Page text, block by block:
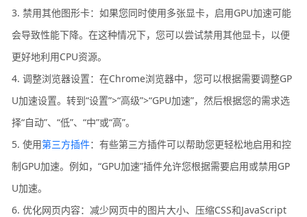
3. 禁用其他图形卡：如果您同时使用多张显卡，启用GPU加速可能
会导致性能下降。在这种情况下，您可以尝试禁用其他显卡，以便
更好地利用CPU资源。
4. 调整浏览器设置：在Chrome浏览器中，您可以根据需要调整GP
U加速设置。转到“设置”>“高级”>“GPU加速”，然后根据您的需求选
择“自动”、“低”、“中”或“高”。
5. 使用第三方插件：有些第三方插件可以帮助您更轻松地启用和控
制GPU加速。例如，“GPU加速”插件允许您根据需要启用或禁用GP
U加速。
6. 优化网页内容：减少网页中的图片大小、压缩CSS和JavaScript